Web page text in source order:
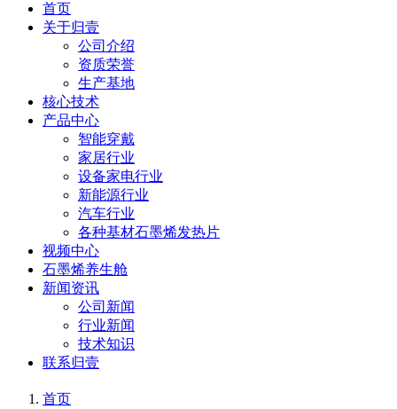
首页
关于归壹
公司介绍
资质荣誉
生产基地
核心技术
产品中心
智能穿戴
家居行业
设备家电行业
新能源行业
汽车行业
各种基材石墨烯发热片
视频中心
石墨烯养生舱
新闻资讯
公司新闻
行业新闻
技术知识
联系归壹
首页